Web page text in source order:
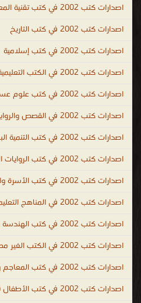
اصدارات كتب 2002 في كتب تقنية المعلومات
اصدارات كتب 2002 في كتب التاريخ
اصدارات كتب 2002 في كتب إسلامية
اصدارات كتب 2002 في الكتب التعليمية
اصدارات كتب 2002 في كتب علوم عسكرية و قانون دولي
اصدارات كتب 2002 في القصص والروايات والمجلّات
اصدارات كتب 2002 في كتب التنمية البشرية
اصدارات كتب 2002 في كتب الروايات الأجنبية والعالمية
اصدارات كتب 2002 في كتب الأسرة والتربية الطبخ والديكور
اصدارات كتب 2002 في المناهج التعليمية والكتب الدراسية
اصدارات كتب 2002 في كتب الهندسة والتكنولوجيا
اصدارات كتب 2002 في الكتب الغير مصنّفة
اصدارات كتب 2002 في كتب المعاجم واللغات
اصدارات كتب 2002 في كتب الأطفال قصص ومجلات